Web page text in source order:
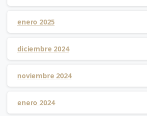
enero 2025
diciembre 2024
noviembre 2024
enero 2024